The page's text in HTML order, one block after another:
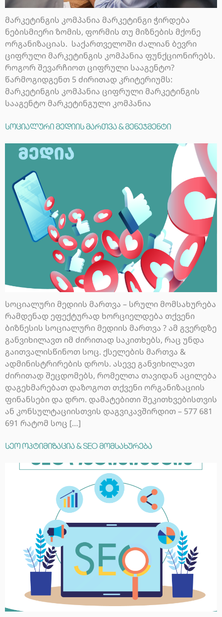
მარკეტინგის კომპანია მარკეტინგი ჭირდება
ნებისმიერი ზომის, ფორმის თუ მიზნების მქონე
ორგანიზაციას. საქართველოში ძალიან ბევრი
ციფრული მარკეტინგის კომპანია ფუნქციონირებს.
როგორ შევარჩიოთ ციფრული სააგენტო?
წარმოგიდგენთ 5 ძირითად კრიტერიუმს:
მარკეტინგის კომპანია ციფრული მარკეტინგის
სააგენტო მარკეტინგული კომპანია
სოციალური მედიის მართვა & მენეჯმენტი
სოციალური მედიის მართვა – სრული მომსახურება
რამდენად ეფექტურად ხორციელდება თქვენი
ბიზნესის სოციალური მედიის მართვა ? ამ გვერდზე
განვიხილავთ იმ ძირითად საკითხებს, რაც უნდა
გაითვალისწინოთ სოც. ქსელების მართვა &
ადმინისტრირების დროს. ასევე განვიხილავთ
ძირითად შეცდომებს, რომელთა თავიდან აცილება
დაგეხმარებათ დაზოგოთ თქვენი ორგანიზაციის
ფინანსები და დრო. დამატებითი შეკითხვებისთვის
ან კონსულტაციისთვის დაგვიკავშირდით – 577 681
691 რატომ სოც […]
სეო ოპტიმიზაცია & SEO მომსახურება